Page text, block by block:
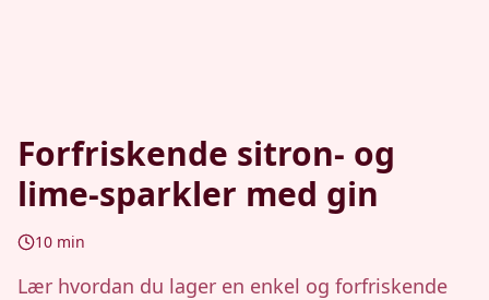
Forfriskende sitron- og
lime-sparkler med gin
10 min
Lær hvordan du lager en enkel og forfriskende